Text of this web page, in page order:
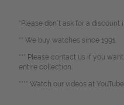
*Please don`t ask for a discount
** We buy watches since 1991.
*** Please contact us if you
entire collection.
**** Watch our videos at YouTube